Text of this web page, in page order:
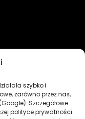
szybko i
zarówno przez nas,
Szczegółowe
polityce prywatności.